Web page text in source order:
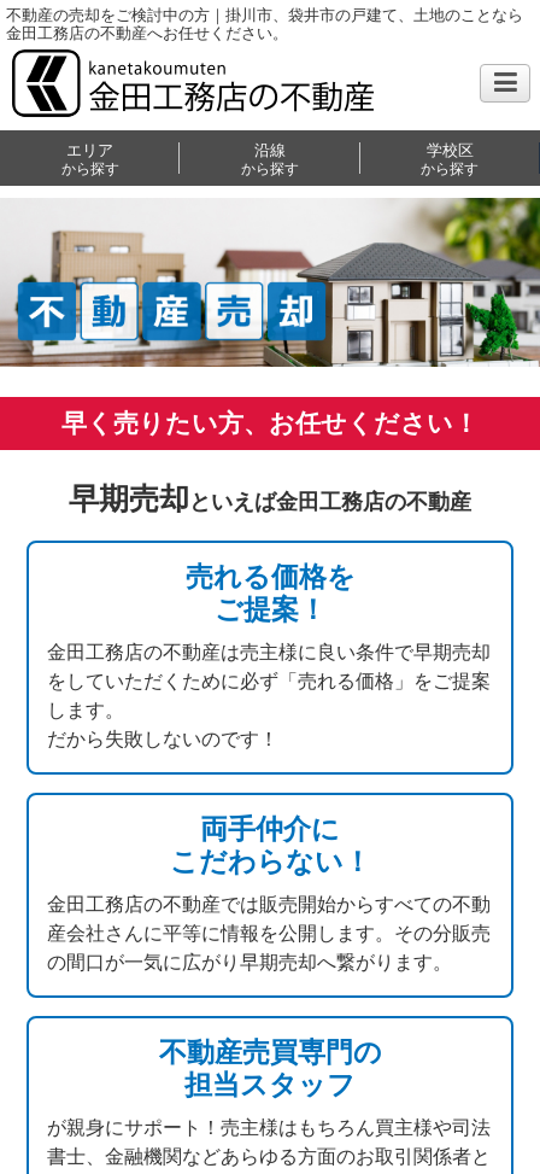
不動産の売却をご検討中の方｜掛川市、袋井市の戸建て、土地のことなら
金田工務店の不動産へお任せください。
エリア
から探す
沿線
から探す
学校区
から探す
早く売りたい方、お任せください！
早期売却 といえば金田工務店の不動産
売れる価格を
ご提案！
金田工務店の不動産は売主様に良い条件で早期売却
をしていただくために必ず「売れる価格」をご提案
します。
だから失敗しないのです！
両手仲介に
こだわらない！
金田工務店の不動産では販売開始からすべての不動
産会社さんに平等に情報を公開します。その分販売
の間口が一気に広がり早期売却へ繋がります。
不動産売買専門の
担当スタッフ
が親身にサポート！売主様はもちろん買主様や司法
書士、金融機関などあらゆる方面のお取引関係者と